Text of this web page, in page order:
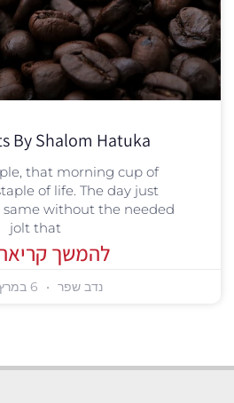
By Shalom Hatuka
that morning cup of
of life. The day just
same without the needed
jolt that
להמשך
נדב שפר